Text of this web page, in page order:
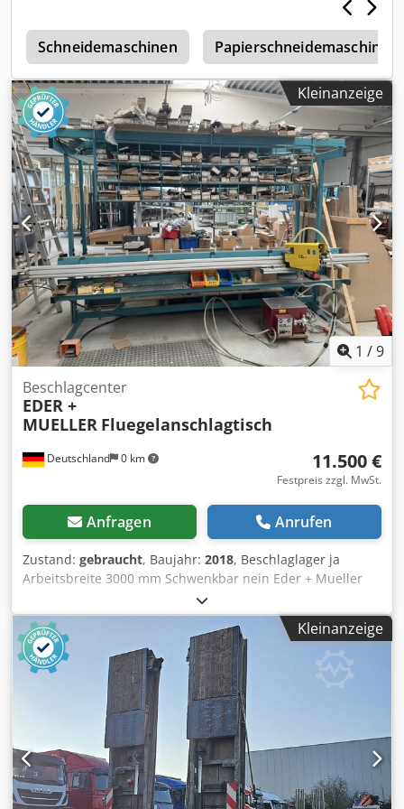
155 mm Hublänge 150 mm Drehgeschwindigkeit 9.0 U/min
Gesamtleistungsbedarf 1.3 kW Gewicht 305 kg Abmessung
L-B-H 900 x 700 x 1500 mm Ausstattung: - robuste elektro-
motorische Ring-/Profilbiegemaschine -
Maschinenuntergestell, mit hinterer Ablage - horizontal-
und vertikaler Arbeitseinsatz möglich - segmentierte
Standardwalzen (geteilt) - 2x Satz Rohrwalzen Ø 50 + 60
mm - manuelle Zustellung der Oberwalze - analoge
Positionsanzeige der Oberwalzen (Skala) - manuelle
zustellbare Seiten-/Richtrollen - Untergestell mit
Staplertaschen für den einfachen Transport
Schneidemaschinen Papierschneidemaschine
Kleinanzeige
1 /9
Deutschland 0 km
Beschlagcenter
EDER +
MUELLER Fluegelanschlagtisch
11.500 €
Festpreis zzgl. MwSt.
Anfragen Anrufen
Zustand: gebraucht, Baujahr: 2018, Beschlaglager ja
Arbeitsbreite 3000 mm Schwenkbar nein Eder + Mueller
Flügelanschlagtisch ----- Verkauf im Kundenauftrag ab
Kundenstandort. Maschine war bis zum Shcluß im Einsatz,
jetzt am Kundenlager. Bisheriger Beschlag: Maco Multi
Matic (aber auch andere Beschläge möglich) Technische
Herstellerbeschreibung: ----- Tischhöhe und Arbeitswinkel
mechanisch verstellbar mit fest montiertem
Beschlagslager Flügelanschlagtisch Länge 3.000 mm mit
festem Beschlagslager Auflage mit Filz geklebt 12 Stück
schwenkbare Gegenhalter zum Einhängen der Flügel
Beschlagsabtastung für mittigen und konstanten
Getriebesitz 1 Ablage-4fach Luftanschluss mit
Kleinanzeige